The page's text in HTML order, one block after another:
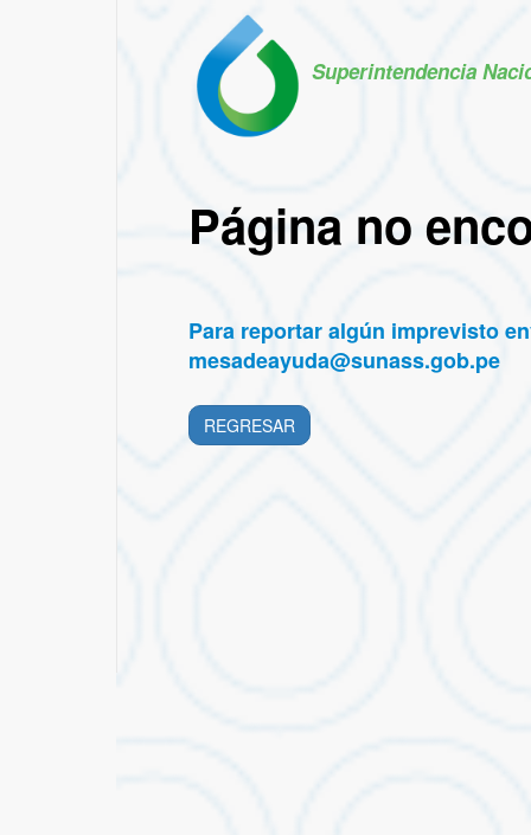
Superintendencia
Página no
Para reportar algún imprevisto
mesadeayuda@sunass.gob.pe
REGRESAR